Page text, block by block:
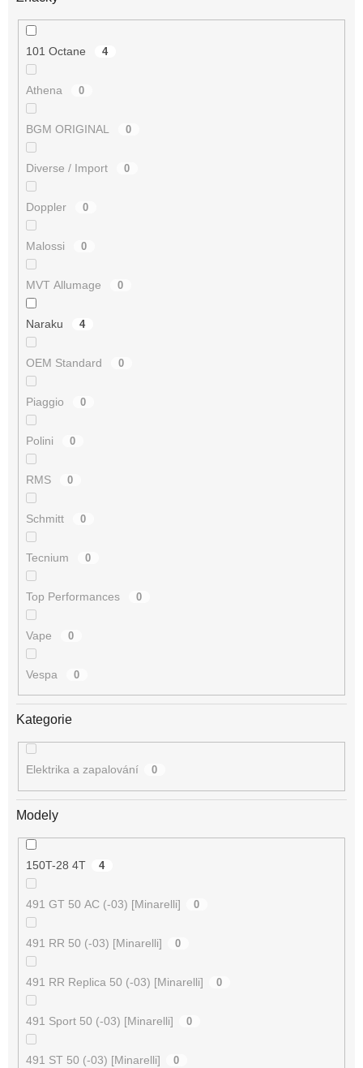
101 Octane 4
Athena 0
BGM ORIGINAL 0
Diverse / Import 0
Doppler 0
Malossi 0
MVT Allumage 0
Naraku 4
OEM Standard 0
Piaggio 0
Polini 0
RMS 0
Schmitt 0
Tecnium 0
Top Performances 0
Vape 0
Vespa 0
Kategorie
Elektrika a zapalování 0
Modely
150T-28 4T 4
491 GT 50 AC (-03) [Minarelli] 0
491 RR 50 (-03) [Minarelli] 0
491 RR Replica 50 (-03) [Minarelli] 0
491 Sport 50 (-03) [Minarelli] 0
491 ST 50 (-03) [Minarelli] 0